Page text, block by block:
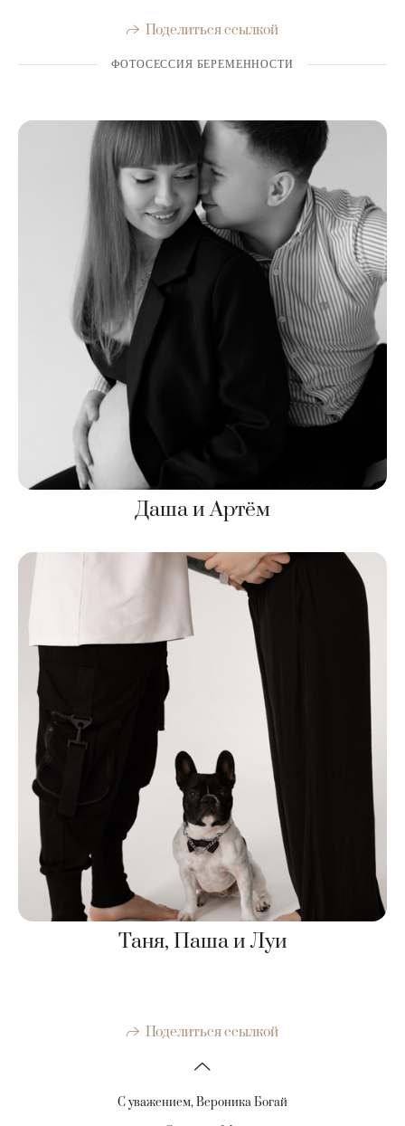
Поделиться ссылкой
ФОТОСЕССИЯ БЕРЕМЕННОСТИ
Даша и Артём
Таня, Паша и Луи
Поделиться ссылкой
С уважением, Вероника Богай